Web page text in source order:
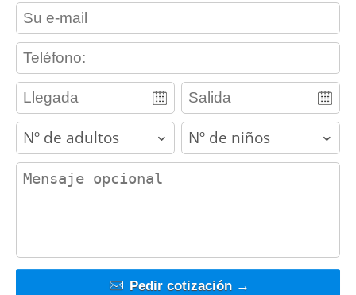
contact_email
contact_phone
adults children
contact_message
Pedir cotización →